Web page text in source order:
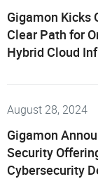
Gigamon Kicks
Clear Path for
Hybrid Cloud
August 28, 2024
Gigamon
Security
Cybersecurity